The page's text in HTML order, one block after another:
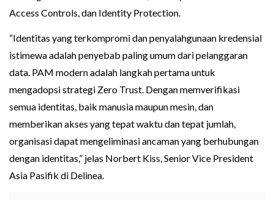
Access Controls, dan Identity Protection.
“Identitas yang terkompromi dan penyalahgunaan kredensial
istimewa adalah penyebab paling umum dari pelanggaran
data. PAM modern adalah langkah pertama untuk
mengadopsi strategi Zero Trust. Dengan memverifikasi
semua identitas, baik manusia maupun mesin, dan
memberikan akses yang tepat waktu dan tepat jumlah,
organisasi dapat mengeliminasi ancaman yang berhubungan
dengan identitas,” jelas Norbert Kiss, Senior Vice President
Asia Pasifik di Delinea.